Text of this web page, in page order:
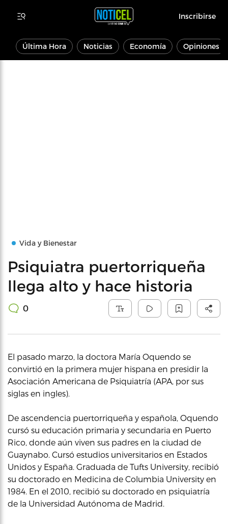
Inscribirse
Última Hora Noticias Economía Opiniones
Vida y Bienestar
Psiquiatra puertorriqueña
llega alto y hace historia
0
El pasado marzo, la doctora María Oquendo se
convirtió en la primera mujer hispana en presidir la
Asociación Americana de Psiquiatría (APA, por sus
siglas en ingles).
De ascendencia puertorriqueña y española, Oquendo
cursó su educación primaria y secundaria en Puerto
Rico, donde aún viven sus padres en la ciudad de
Guaynabo. Cursó estudios universitarios en Estados
Unidos y España. Graduada de Tufts University, recibió
su doctorado en Medicina de Columbia University en
1984. En el 2010, recibió su doctorado en psiquiatría
de la Universidad Autónoma de Madrid.